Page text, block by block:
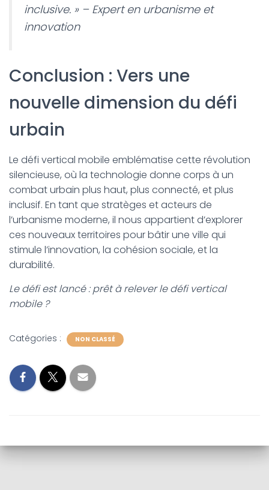
inclusive. » – Expert en urbanisme et
innovation
Conclusion : Vers une
nouvelle dimension du défi
urbain
Le défi vertical mobile emblématise cette révolution
silencieuse, où la technologie donne corps à un
combat urbain plus haut, plus connecté, et plus
inclusif. En tant que stratèges et acteurs de
l’urbanisme moderne, il nous appartient d’explorer
ces nouveaux territoires pour bâtir une ville qui
stimule l’innovation, la cohésion sociale, et la
durabilité.
Le défi est lancé : prêt à relever le défi vertical
mobile ?
Catégories : NON CLASSÉ